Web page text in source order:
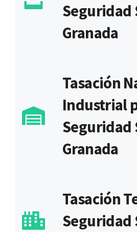
Seguridad
Granada
Tasación
Industrial
Seguridad
Granada
Tasación
Seguridad